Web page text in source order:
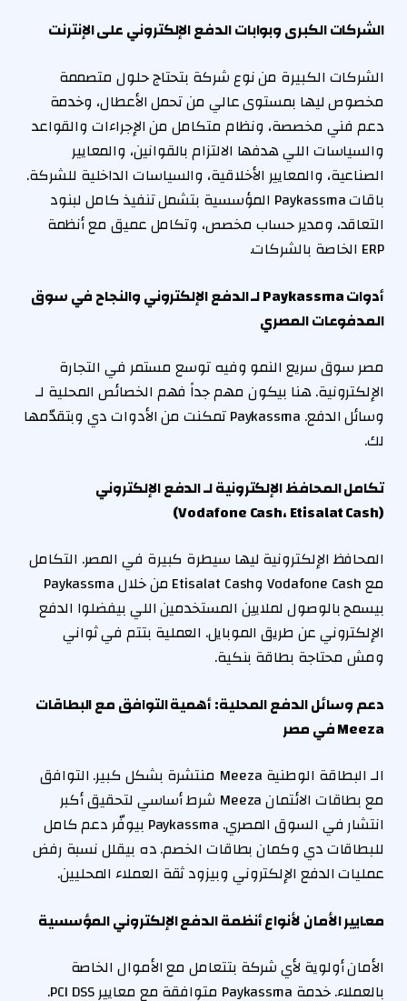
الشركات الكبرى وبوابات الدفع الإلكتروني على الإنترنت
الشركات الكبيرة من نوع شركة بتحتاج حلول متصممة
مخصوص ليها بمستوى عالي من تحمل الأعطال، وخدمة
دعم فني مخصصة، ونظام متكامل من الإجراءات والقواعد
والسياسات اللي هدفها الالتزام بالقوانين، والمعايير
الصناعية، والمعايير الأخلاقية، والسياسات الداخلية للشركة.
باقات Paykassma المؤسسية بتشمل تنفيذ كامل لبنود
التعاقد، ومدير حساب مخصص، وتكامل عميق مع أنظمة
ERP الخاصة بالشركات.
أدوات
لـ الدفع الإلكتروني والنجاح في سوق
المدفوعات المصري
مصر سوق سريع النمو وفيه توسع مستمر في التجارة
الإلكترونية. هنا بيكون مهم جداً فهم الخصائص المحلية لـ
وسائل الدفع. Paykassma تمكنت من الأدوات دي وبتقدّمها
لك.
تكامل المحافظ الإلكترونية لـ الدفع الإلكتروني
(Vodafone Cash
،Etisalat Cash)
المحافظ الإلكترونية ليها سيطرة كبيرة في المصر. التكامل
مع Vodafone Cash وEtisalat Cash من خلال Paykassma
بيسمح بالوصول لملايين المستخدمين اللي بيفضلوا الدفع
الإلكتروني عن طريق الموبايل. العملية بتتم في ثواني
ومش محتاجة بطاقة بنكية.
دعم وسائل الدفع المحلية: أهمية التوافق مع البطاقات
Meezaفي مصر
الـ البطاقة الوطنية Meeza منتشرة بشكل كبير. التوافق
مع بطاقات الائتمان Meeza شرط أساسي لتحقيق أكبر
انتشار في السوق المصري. Paykassma بيوفّر دعم كامل
للبطاقات دي وكمان بطاقات الخصم. ده بيقلل نسبة رفض
عمليات الدفع الإلكتروني وبيزود ثقة العملاء المحليين.
معايير الأمان لأنواع أنظمة الدفع الإلكتروني المؤسسية
الأمان أولوية لأي شركة بتتعامل مع الأموال الخاصة
بالعملاء. خدمة Paykassma متوافقة مع معايير PCI DSS.